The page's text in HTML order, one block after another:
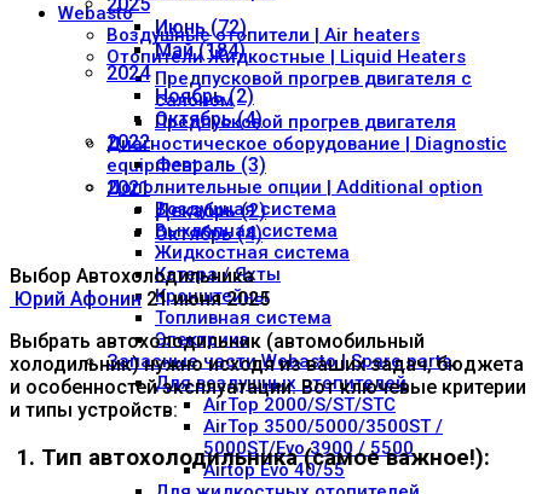
Webasto
Воздушные отопители | Air heaters
Отопители Жидкостные | Liquid Heaters
Предпусковой прогрев двигателя с
салоном
Предпусковой прогрев двигателя
Диагностическое оборудование | Diagnostic
equipment
Дополнительные опции | Additional option
Воздушная система
Выхлопная система
Жидкостная система
Катера / Яхты
Кронштейны
Топливная система
Электрика
Запасные части Webasto | Spare parts
Для воздушных отопителей
AirTop 2000/S/ST/STC
AirTop 3500/5000/3500ST /
5000ST/Evo 3900 / 5500
Airtop Evo 40/55
Июнь (72)
Май (184)
2024
Ноябрь (2)
Октябрь (4)
2022
Февраль (3)
2021
Декабрь (2)
Октябрь (4)
Выбор Автохолодильника
Юрий Афонин 21 июня 2025
Выбрать автохолодильник (автомобильный
холодильник) нужно исходя из ваших задач, бюджета
и особенностей эксплуатации. Вот ключевые критерии
и типы устройств:
1. Тип автохолодильника (самое важное!):